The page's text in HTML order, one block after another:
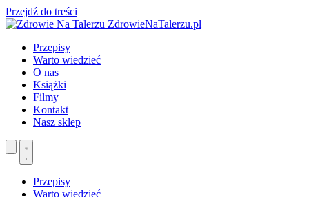
Przejdź do treści
ZdrowieNaTalerzu.pl
Przepisy
Warto wiedzieć
O nas
Książki
Filmy
Kontakt
Nasz sklep
Przepisy
Warto wiedzieć